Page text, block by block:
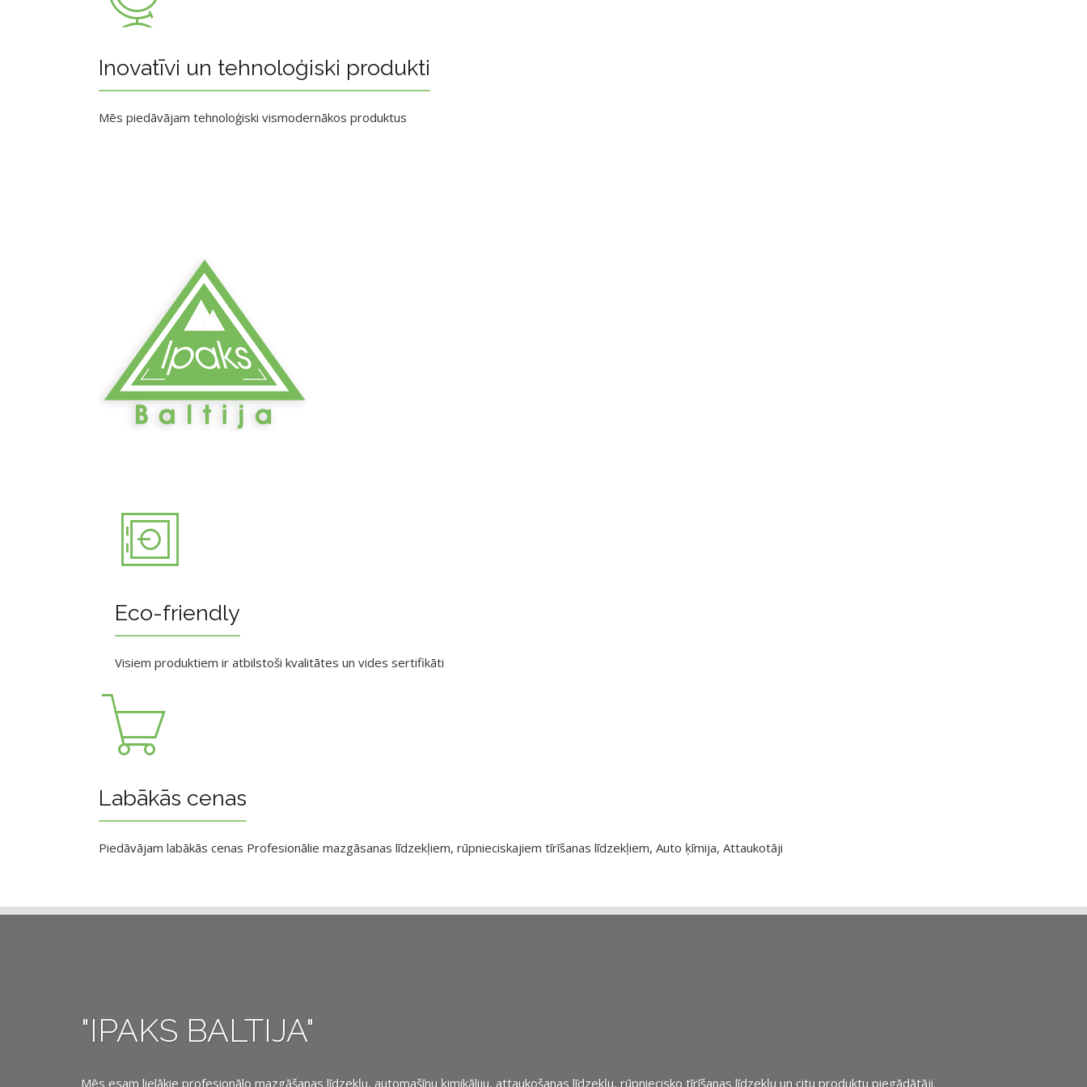
Inovatīvi un tehnoloģiski produkti
Mēs piedāvājam tehnoloģiski vismodernākos produktus
Eco-friendly
Visiem produktiem ir atbilstoši kvalitātes un vides sertifikāti
Labākās cenas
Piedāvājam labākās cenas Profesionālie mazgāsanas līdzekļiem, rūpnieciskajiem tīrīšanas līdzekļiem, Auto ķīmija, Attaukotāji
"IPAKS BALTIJA"
Mēs esam lielākie profesionālo mazgāšanas līdzekļu, automašīnu ķimikāliju, attaukošanas līdzekļu, rūpniecisko tīrīšanas līdzekļu un citu produktu piegādātāji.